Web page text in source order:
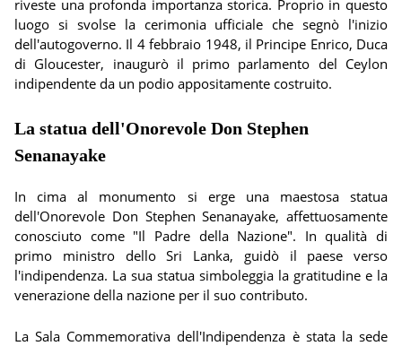
riveste una profonda importanza storica. Proprio in questo
luogo si svolse la cerimonia ufficiale che segnò l'inizio
dell'autogoverno. Il 4 febbraio 1948, il Principe Enrico, Duca
di Gloucester, inaugurò il primo parlamento del Ceylon
indipendente da un podio appositamente costruito.
La statua dell'Onorevole Don Stephen
Senanayake
In cima al monumento si erge una maestosa statua
dell'Onorevole Don Stephen Senanayake, affettuosamente
conosciuto come "Il Padre della Nazione". In qualità di
primo ministro dello Sri Lanka, guidò il paese verso
l'indipendenza. La sua statua simboleggia la gratitudine e la
venerazione della nazione per il suo contributo.
La Sala Commemorativa dell'Indipendenza è stata la sede